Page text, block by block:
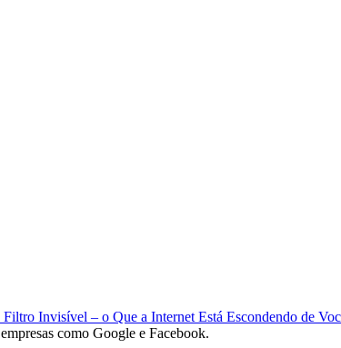
Filtro Invisível – o Que a Internet Está Escondendo de
como Google e Facebook.